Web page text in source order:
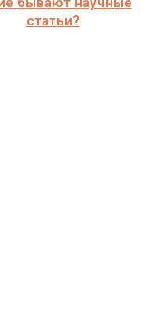
статьи?